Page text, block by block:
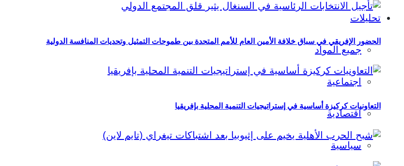
تحليلات
جميع المواد
اجتماعية
اقتصادية
سياسية
الحضور الإفريقي في سباق خلافة الأمين العام للأمم المتحدة بين طموحات التمثيل وتحديات المنافسة الدولية
التعاونيات كركيزة أساسية في إستراتيجيات التنمية المحلية بإفريقيا